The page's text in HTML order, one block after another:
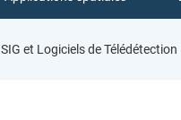
SIG et Logiciels de Télédétection